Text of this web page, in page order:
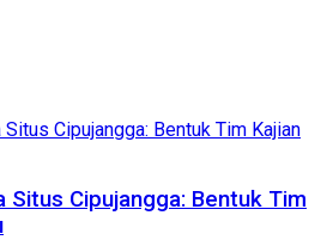
Situs Cipujangga: Bentuk Tim